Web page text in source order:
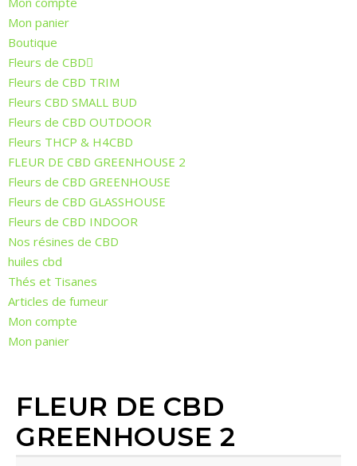
Mon panier
Boutique
Fleurs de CBD
Fleurs de CBD TRIM
Fleurs CBD SMALL BUD
Fleurs de CBD OUTDOOR
Fleurs THCP & H4CBD
FLEUR DE CBD GREENHOUSE 2
Fleurs de CBD GREENHOUSE
Fleurs de CBD GLASSHOUSE
Fleurs de CBD INDOOR
Nos résines de CBD
huiles cbd
Thés et Tisanes
Articles de fumeur
Mon compte
Mon panier
FLEUR DE CBD
GREENHOUSE 2